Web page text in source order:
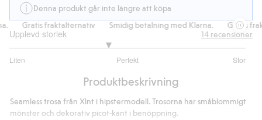
Denna produkt går inte längre att köpa
Gratis fraktalternativ Smidig betalning med Klarna. Gratis
Upplevd storlek
Liten Perfekt Stor
utav
12
betyg
14 recensioner
Produktbeskrivning
Seamless trosa från Xlnt i hipstermodell. Trosorna har småblommigt
mönster och dekorativ picot-kant i benöppning.